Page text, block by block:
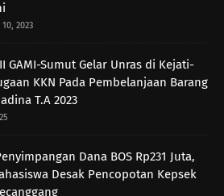
2023
GAMI-Sumut Gelar Unras di Kejati-
KKN Pada Pembelanjaan Barang
T.A 2023
Dana BOS Rp231 Juta,
Desak Pencopotan Kepsek